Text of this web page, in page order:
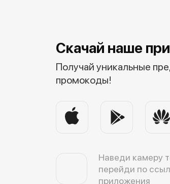
Скачай наше
Получай уникальные
промокоды!
Наведи камеру
перейди по
приложения